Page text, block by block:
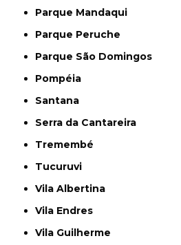
Parque Mandaqui
Parque Peruche
Parque São Domingos
Pompéia
Santana
Serra da Cantareira
Tremembé
Tucuruvi
Vila Albertina
Vila Endres
Vila Guilherme